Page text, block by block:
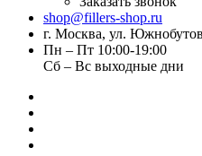
shop@fillers-shop.ru
г. Москва, ул.
Пн – Пт 10:00-19:00
Сб – Вс выходные дни